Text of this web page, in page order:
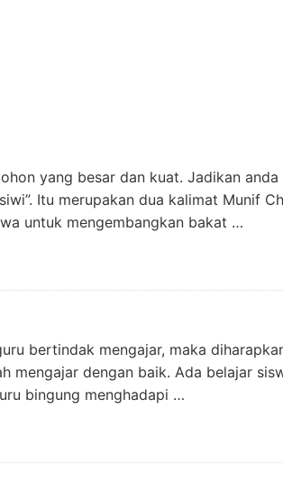
yang besar dan kuat. Jadikan
Itu merupakan dua kalimat Munif
untuk mengembangkan bakat …
bertindak mengajar, maka
mengajar dengan baik. Ada belajar
bingung menghadapi …